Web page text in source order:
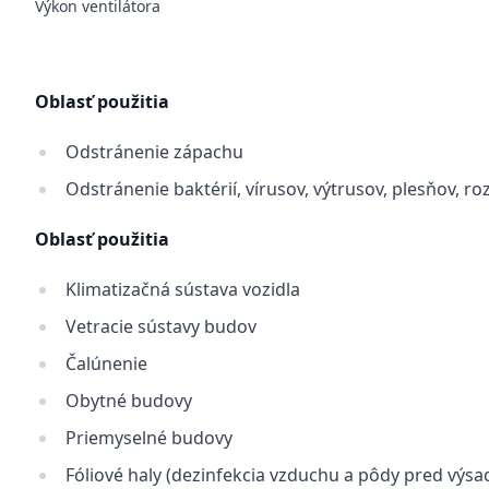
Výkon ventilátora
Oblasť použitia
Odstránenie zápachu
Odstránenie baktérií, vírusov, výtrusov, plesňov,
Oblasť použitia
Klimatizačná sústava vozidla
Vetracie sústavy budov
Čalúnenie
Obytné budovy
Priemyselné budovy
Fóliové haly (dezinfekcia vzduchu a pôdy pred